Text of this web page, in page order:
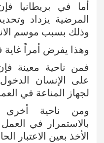
أما في بريطانيا
المرضية يزداد
وذلك بسبب موسم
وهذا يفرض أمراً غاية
فمن ناحية معينة
على الإنسان
لجهاز المناعة في
ومن ناحية أخرى
بالاستمرار في
الأخذ بعين الاعتبار